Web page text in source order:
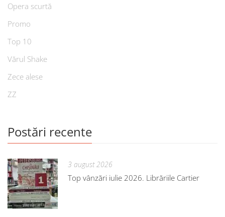
Opera scurtă
Promo
Top 10
Vărul Shake
Zece alese
ZZ
Postări recente
3 august 2026
Top vânzări iulie 2026. Librăriile Cartier